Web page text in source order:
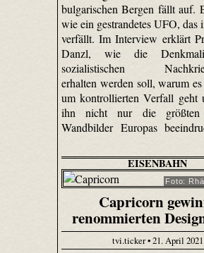
bulgarischen Bergen fällt auf.
wie ein gestrandetes UFO, das
verfällt. Im Interview erklärt
Danzl, wie die
sozialistischen
erhalten werden soll, warum
um kontrollierten Verfall geht
ihn nicht nur die größten
Wandbilder Europas
EISENBAHN
Foto:
Capricorn
renommierten
tvi.ticker • 21. April 2021